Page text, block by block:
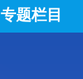
专题栏目